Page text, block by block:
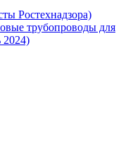
Ростехнадзора)
трубопроводы для
2024)